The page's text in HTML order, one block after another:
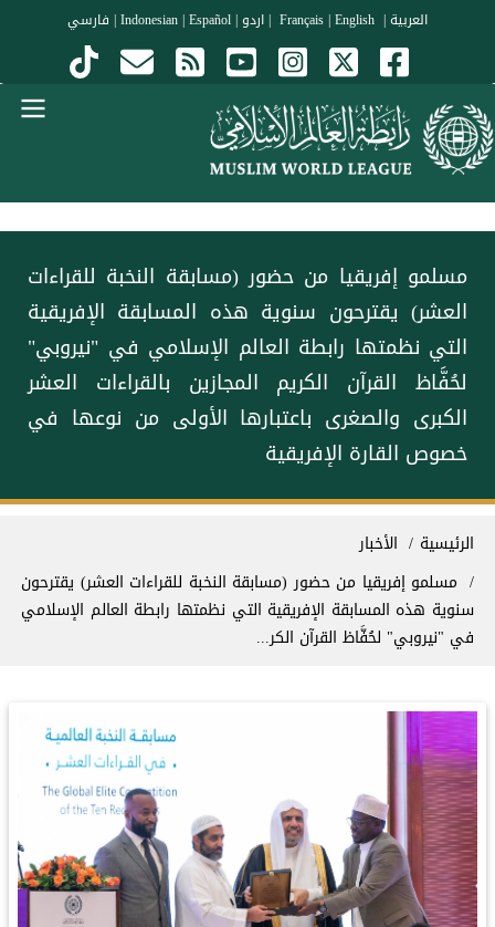
تجاوز إلى المحتوى الرئيسي
العربية|
|English
| اردو|
Indonesian |Español
| فارسي
مسلمو إفريقيا من حضور (مسابقة النخبة للقراءات
العشر) يقترحون سنوية هذه المسابقة الإفريقية
التي نظمتها ⁧‫رابطة العالم الإسلامي‬⁩ في "نيروبي"
لحُفَّاظ القرآن الكريم المجازين بالقراءات العشر
الكبرى والصغرى باعتبارها الأولى من نوعها في
خصوص القارة الإفريقية
مسار التنقل
الرئيسية
الأخبار
مسلمو إفريقيا من حضور (مسابقة النخبة للقراءات العشر) يقترحون
سنوية هذه المسابقة الإفريقية التي نظمتها ⁧‫رابطة العالم الإسلامي‬⁩
في "نيروبي" لحُفَّاظ القرآن الكر...